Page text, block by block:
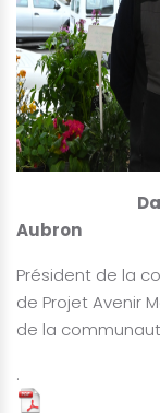
David
Aubron
Président de
de Projet Avenir
de la
.